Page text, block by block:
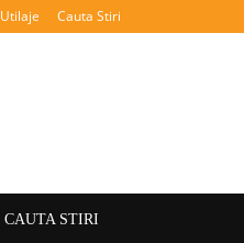
Utilaje Cauta Stiri
CAUTA STIRI